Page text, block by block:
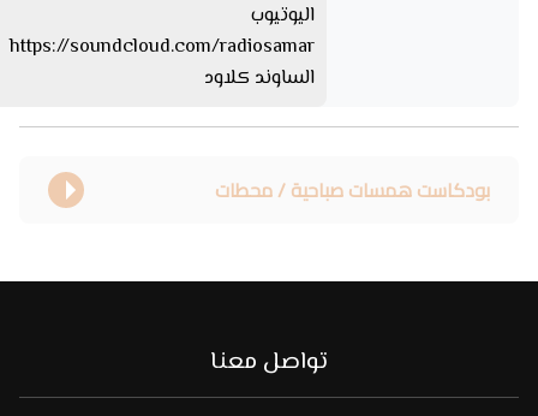
اليوتيوب
https://soundcloud.com/radiosamar
الساوند كلاود
بودكاست همسات صباحية / محطات
تواصل معنا